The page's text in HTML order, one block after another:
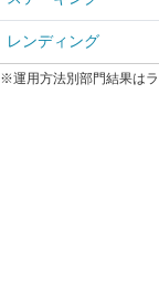
レンディング
※運用方法別部門結果はラ